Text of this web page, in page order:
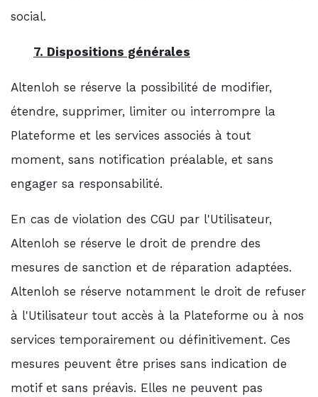
social.
7. Dispositions générales
Altenloh se réserve la possibilité de modifier,
étendre, supprimer, limiter ou interrompre la
Plateforme et les services associés à tout
moment, sans notification préalable, et sans
engager sa responsabilité.
En cas de violation des CGU par l'Utilisateur,
Altenloh se réserve le droit de prendre des
mesures de sanction et de réparation adaptées.
Altenloh se réserve notamment le droit de refuser
à l'Utilisateur tout accès à la Plateforme ou à nos
services temporairement ou définitivement. Ces
mesures peuvent être prises sans indication de
motif et sans préavis. Elles ne peuvent pas